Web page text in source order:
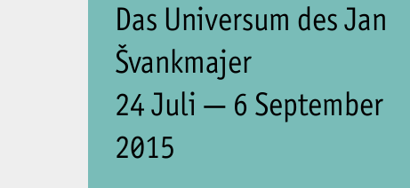
Das Universum des Jan
Švankmajer
24 Juli — 6 September
2015